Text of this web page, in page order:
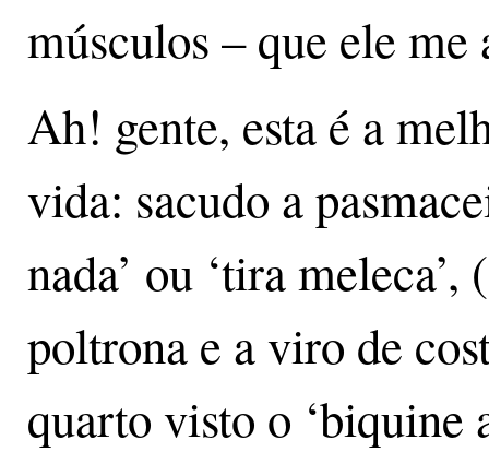
músculos – que ele me
Ah! gente, esta é a
vida: sacudo a
nada’ ou ‘tira
poltrona e a viro de
quarto visto o ‘biquine